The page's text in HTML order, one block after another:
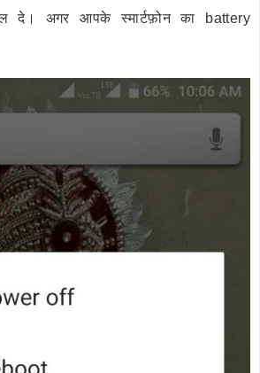
दे। अगर आपके स्मार्टफ़ोन का battery